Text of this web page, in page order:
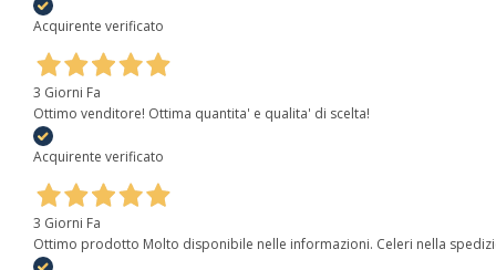
Acquirente verificato
3 Giorni Fa
Ottimo venditore! Ottima quantita' e qualita' di scelta!
Acquirente verificato
3 Giorni Fa
Ottimo prodotto Molto disponibile nelle informazioni. Celeri nella